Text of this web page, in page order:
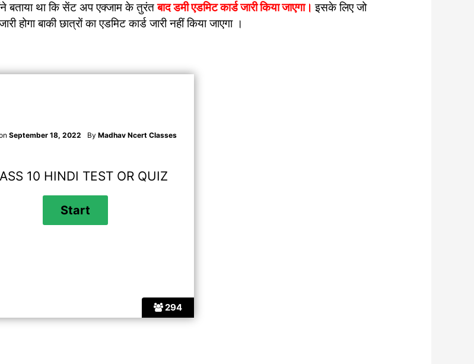
बताया था कि सेंट अप एक्जाम के तुरंतबाद डमी एडमिट कार्ड जारी किया जाएगा।इसके लिए जो
होगा बाकी छात्रों का एडमिट कार्ड जारी नहीं किया जाएगा ।
294
September 18, 2022 By Madhav Ncert Classes
10 HINDI TEST OR QUIZ